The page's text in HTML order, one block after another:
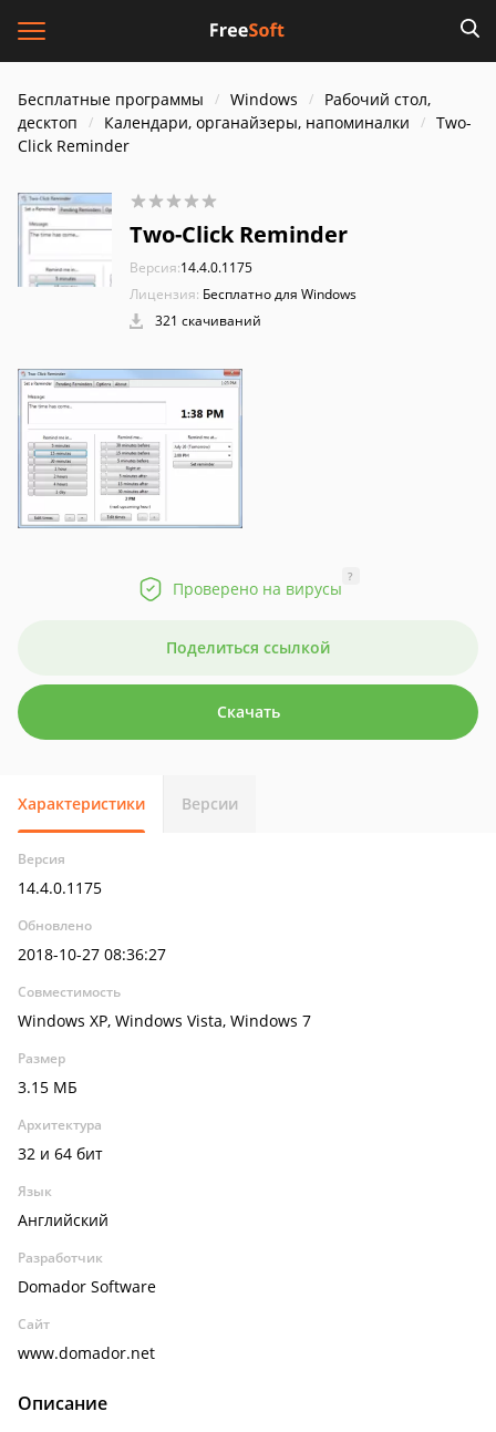
Бесплатные программы Windows
Рабочий стол,
десктоп
Календари, органайзеры, напоминалки
Two-
Click Reminder
Two-Click Reminder
Версия:14.4.0.1175
Лицензия: Бесплатно для Windows
321 скачиваний
Проверено на вирусы
?
Поделиться ссылкой
Скачать
Характеристики Версии
Версия
14.4.0.1175
Обновлено
2018-10-27 08:36:27
Совместимость
Windows XP, Windows Vista, Windows 7
Размер
3.15 МБ
Архитектура
32 и 64 бит
Язык
Английский
Разработчик
Domador Software
Сайт
www.domador.net
Описание